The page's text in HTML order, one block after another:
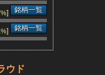
] 銘柄一覧
] 銘柄一覧
ウド